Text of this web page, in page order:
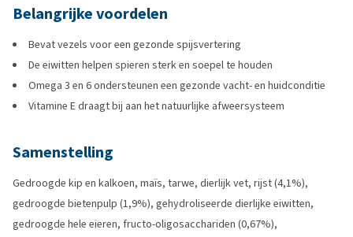
Belangrijke voordelen
Bevat vezels voor een gezonde spijsvertering
De eiwitten helpen spieren sterk en soepel te houden
Omega 3 en 6 ondersteunen een gezonde vacht- en huidconditie
Vitamine E draagt bij aan het natuurlijke afweersysteem
Samenstelling
Gedroogde kip en kalkoen, maïs, tarwe, dierlijk vet, rijst (4,1%),
gedroogde bietenpulp (1,9%), gehydroliseerde dierlijke eiwitten,
gedroogde hele eieren, fructo-oligosacchariden (0,67%),